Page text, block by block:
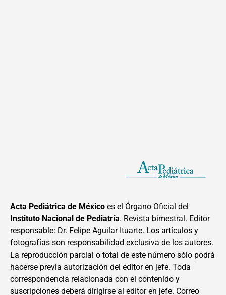
Acta Pediátrica de México es el Órgano Oficial del
Instituto Nacional de Pediatría. Revista bimestral. Editor
responsable: Dr. Felipe Aguilar Ituarte. Los artículos y
fotografías son responsabilidad exclusiva de los autores.
La reproducción parcial o total de este número sólo podrá
hacerse previa autorización del editor en jefe. Toda
correspondencia relacionada con el contenido y
suscripciones deberá dirigirse al editor en jefe. Correo